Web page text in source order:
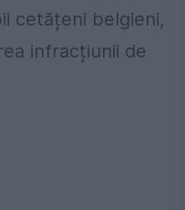
cetățeni belgieni,
infracțiunii de